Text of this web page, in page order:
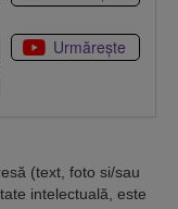
Urmărește
(text, foto si/sau
intelectuală, este